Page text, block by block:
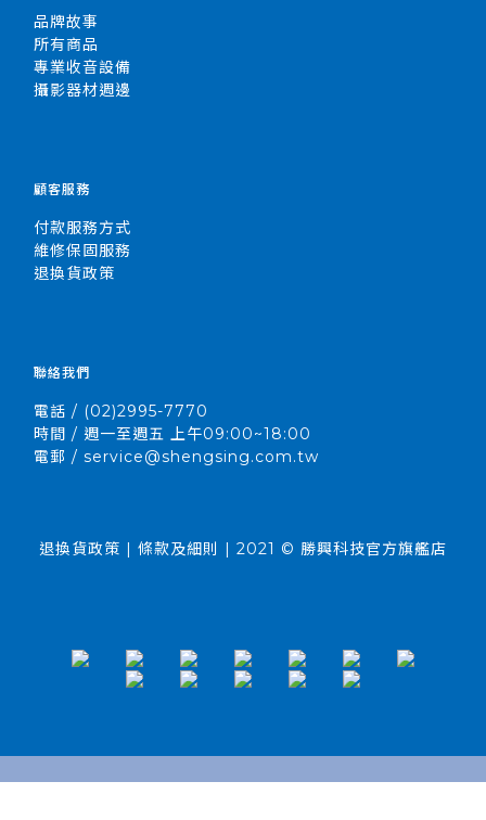
品牌故事
所有商品
專業收音設備
攝影器材週邊
顧客服務
付款服務方式
維修保固服務
退換貨政策
聯絡我們
電話 / (02)2995-7770
時間 / 週一至週五 上午09:00~18:00
電郵 / service@shengsing.com.tw
退換貨政策 | 條款及細則 | 2021 © 勝興科技官方旗艦店